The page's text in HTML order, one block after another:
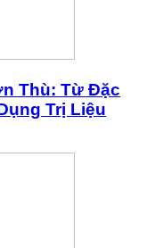
Thù: Từ Đặc
Trị Liệu